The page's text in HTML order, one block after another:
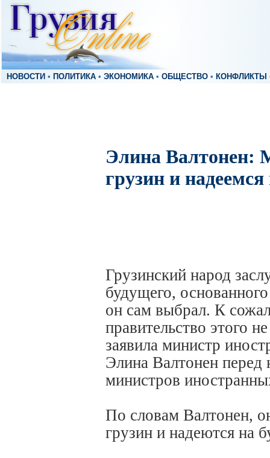
НОВОСТИ • ПОЛИТИКА • ЭКОНОМИКА • ОБЩЕСТВО • КОНФЛИКТЫ
Элина Валтонен:
грузин и
Грузинский народ
будущего,
он сам выбрал. К
правительство этого
заявила министр
Элина Валтонен перед
министров
По словам Валтонен,
грузин и надеются на